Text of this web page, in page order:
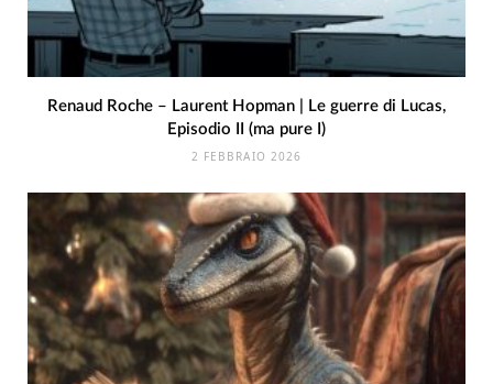
Renaud Roche – Laurent Hopman | Le guerre di Lucas,
Episodio II (ma pure I)
2 FEBBRAIO 2026